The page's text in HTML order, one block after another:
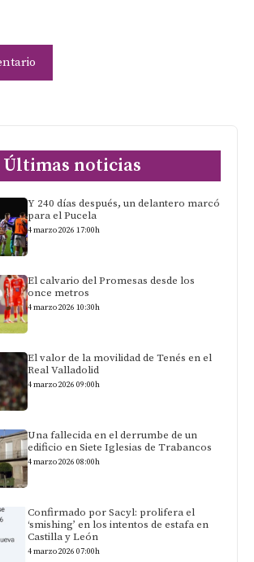
Últimas noticias
Y 240 días después, un delantero marcó
para el Pucela
4 marzo 2026 17:00h
El calvario del Promesas desde los
once metros
4 marzo 2026 10:30h
El valor de la movilidad de Tenés en el
Real Valladolid
4 marzo 2026 09:00h
Una fallecida en el derrumbe de un
edificio en Siete Iglesias de Trabancos
4 marzo 2026 08:00h
Confirmado por Sacyl: prolifera el
‘smishing’ en los intentos de estafa en
Castilla y León
4 marzo 2026 07:00h